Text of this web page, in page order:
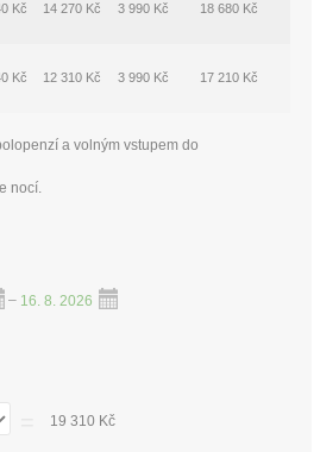
Kč 14 270 Kč 3 990 Kč 18 680 Kč
Kč 12 310 Kč 3 990 Kč 17 210 Kč
a volným vstupem do
nocí.
– 16. 8. 2026
19 310 Kč